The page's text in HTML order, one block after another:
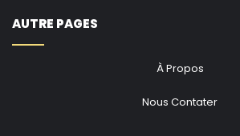
AUTRE PAGES
À Propos
Nous Contater